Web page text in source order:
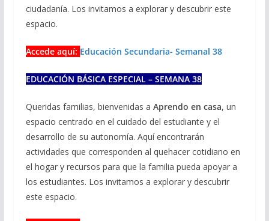
ciudadanía. Los invitamos a explorar y descubrir este
espacio.
Accede aquí: Educación Secundaria- Semanal 38
EDUCACIÓN BÁSICA ESPECIAL – SEMANA 38
Queridas familias, bienvenidas a Aprendo en casa, un
espacio centrado en el cuidado del estudiante y el
desarrollo de su autonomía. Aquí encontrarán
actividades que corresponden al quehacer cotidiano en
el hogar y recursos para que la familia pueda apoyar a
los estudiantes. Los invitamos a explorar y descubrir
este espacio.